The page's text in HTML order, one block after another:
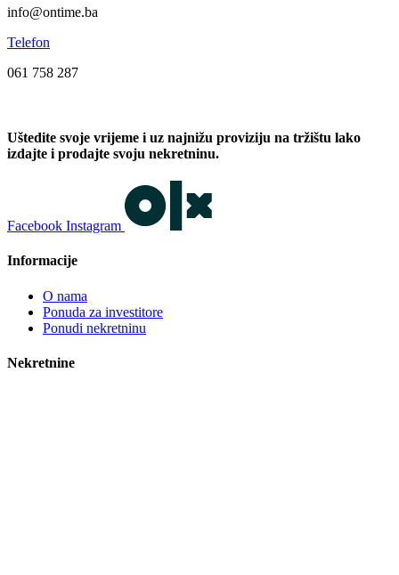
info@ontime.ba
Telefon
061 758 287
Uštedite svoje vrijeme i uz najnižu proviziju na tržištu lako
izdajte i prodajte svoju nekretninu.
Facebook Instagram
Informacije
O nama
Ponuda za investitore
Ponudi nekretninu
Nekretnine